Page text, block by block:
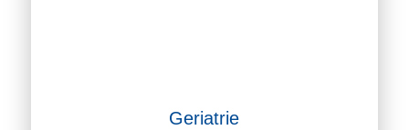
Geriatrie